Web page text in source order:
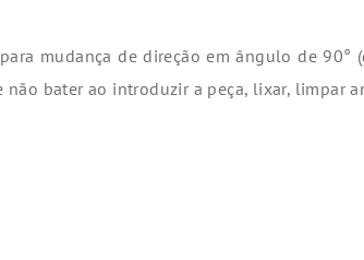
mudança de direção em ângulo de
bater ao introduzir a peça, lixar, limpar